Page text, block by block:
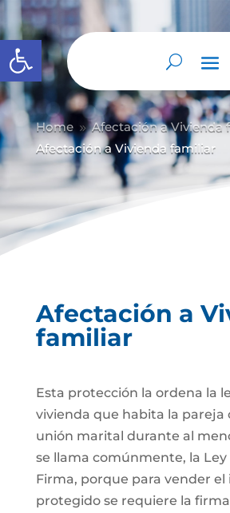
Abrir barra de herramientas
Home 9 Afectación a Vivienda
Afectación a Vivienda familiar
Afectación a
familiar
Esta protección la ordena la
vivienda que habita la pareja
unión marital durante al
se llama comúnmente, la Ley
Firma, porque para vender
protegido se requiere la firma